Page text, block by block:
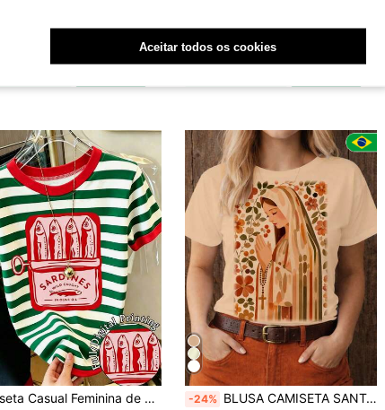
BLUSA T SHIRT NOSSA SENHORA MEDALHA CORES CLARAS, BLUSINHA FEMININA CATÓLICA RELIGIOSA PLUS SIZE -23% Camisa Salve Maria Nossa senhora religiosa básica marrom Tecido
R$30,49 50+ vendido
Camiseta Casual Feminina de Manga Curta com Gola Redonda, Estampa de Letra e Listras com Gráfico Fofo de Lata de Sardinha, Verão para Mulheres Branca
Vendido em Gráfico Camisetas básicas casuais
esgotado! -24% BLUSA CAMISETA SANTA VIRGEM MARIA TERÇO ESTAMPA GRANDE, blusinha moda católica t shirt cristã missa Nossa senhora plus size
Aceitar todos os cookies